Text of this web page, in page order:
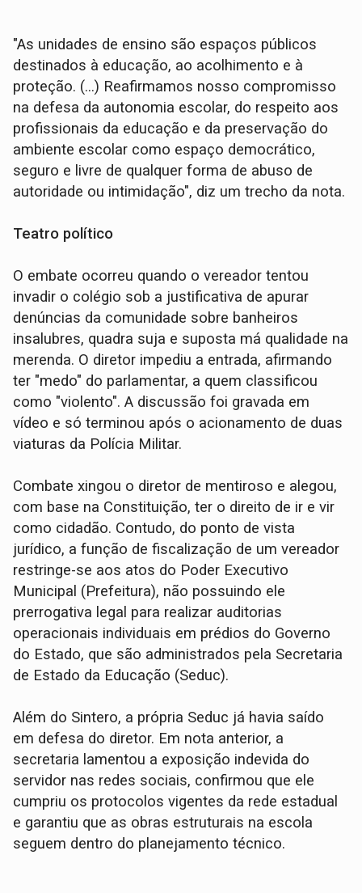
"As unidades de ensino são espaços públicos
destinados à educação, ao acolhimento e à
proteção. (...) Reafirmamos nosso compromisso
na defesa da autonomia escolar, do respeito aos
profissionais da educação e da preservação do
ambiente escolar como espaço democrático,
seguro e livre de qualquer forma de abuso de
autoridade ou intimidação", diz um trecho da nota.
Teatro político
O embate ocorreu quando o vereador tentou
invadir o colégio sob a justificativa de apurar
denúncias da comunidade sobre banheiros
insalubres, quadra suja e suposta má qualidade na
merenda. O diretor impediu a entrada, afirmando
ter "medo" do parlamentar, a quem classificou
como "violento". A discussão foi gravada em
vídeo e só terminou após o acionamento de duas
viaturas da Polícia Militar.
Combate xingou o diretor de mentiroso e alegou,
com base na Constituição, ter o direito de ir e vir
como cidadão. Contudo, do ponto de vista
jurídico, a função de fiscalização de um vereador
restringe-se aos atos do Poder Executivo
Municipal (Prefeitura), não possuindo ele
prerrogativa legal para realizar auditorias
operacionais individuais em prédios do Governo
do Estado, que são administrados pela Secretaria
de Estado da Educação (Seduc).
Além do Sintero, a própria Seduc já havia saído
em defesa do diretor. Em nota anterior, a
secretaria lamentou a exposição indevida do
servidor nas redes sociais, confirmou que ele
cumpriu os protocolos vigentes da rede estadual
e garantiu que as obras estruturais na escola
seguem dentro do planejamento técnico.